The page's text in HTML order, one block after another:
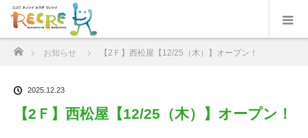
ホーム
お知らせ 【2Ｆ】西松屋【12/25（木）】オープン！
2025.12.23
【2Ｆ】西松屋【12/25（木）】オープン！